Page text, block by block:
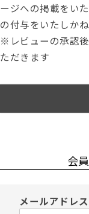
ージへの掲載をい
の付与をいたしか
※レビューの承認
ただきます
会
メールアドレス